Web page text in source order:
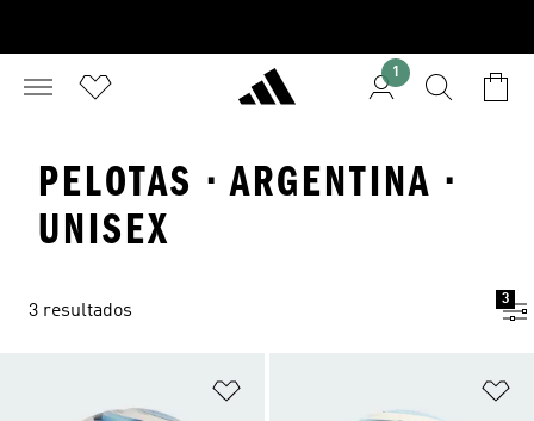
1
PELOTAS · ARGENTINA ·
UNISEX
3 resultados
3